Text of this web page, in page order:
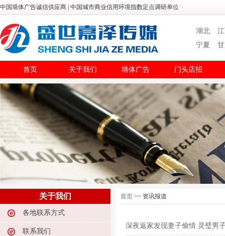
中国墙体广告诚信供应商 | 中国城市商业信用环境指数定点调研单位
湖北
宁夏
首页 关于我们 墙体广告 门头店招
关于我们
各地联系方式
联系我们
首页 >> 资讯报道
深夜返家发现妻子偷情 灵璧男